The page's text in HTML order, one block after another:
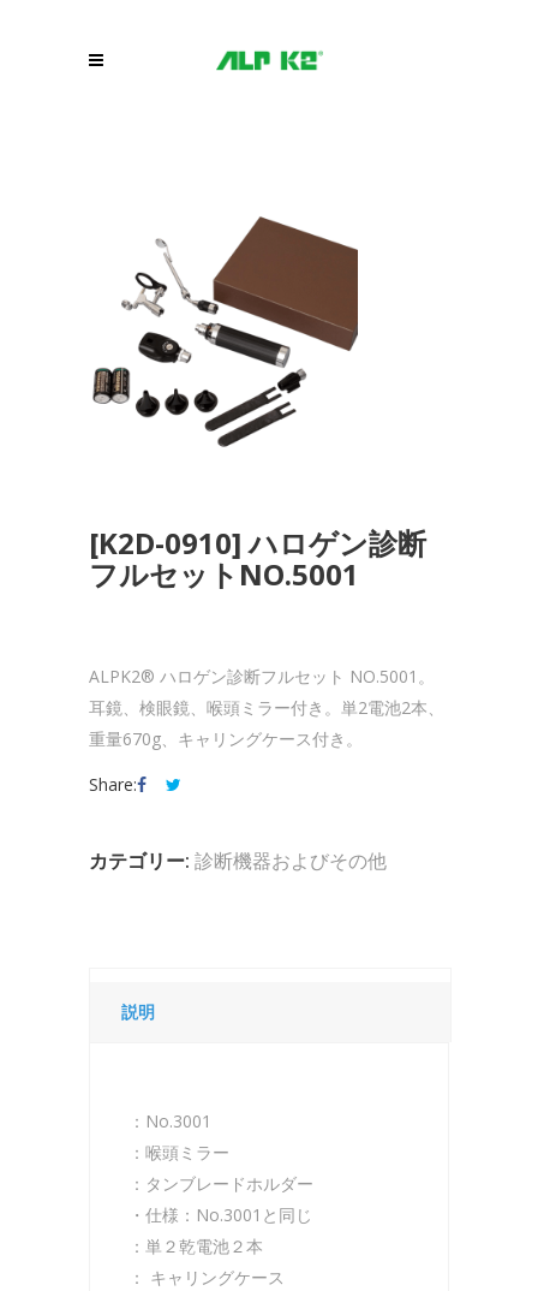
[K2D-0910] ハロゲン診断
フルセットNO.5001
ALPK2® ハロゲン診断フルセット NO.5001。
耳鏡、検眼鏡、喉頭ミラー付き。単2電池2本、
重量670g、キャリングケース付き。
Share:
カテゴリー: 診断機器およびその他
説明
：No.3001
：喉頭ミラー
：タンブレードホルダー
・仕様：No.3001と同じ
：単２乾電池２本
： キャリングケース